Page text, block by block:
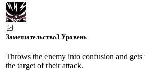
Замешательство3 Уровень
Throws the enemy into confusion and gets
the target of their attack.